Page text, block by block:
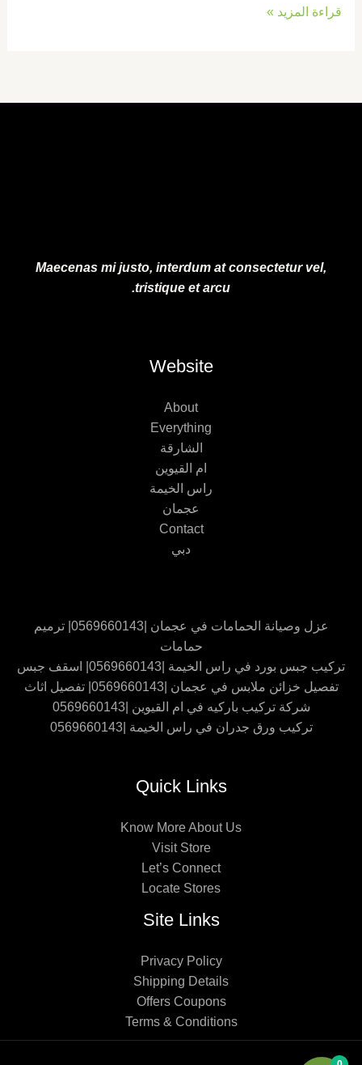
قراءة المزيد »
Maecenas mi justo, interdum at consectetur vel,
tristique et arcu.
Website
About
Everything
الشارقة
ام القيوين
راس الخيمة
عجمان
Contact
دبي
عزل وصيانة الحمامات في عجمان |0569660143| ترميم
حمامات
تركيب جبس بورد في راس الخيمة |0569660143| اسقف جبس
تفصيل خزائن ملابس في عجمان |0569660143| تفصيل اثاث
شركة تركيب باركيه في ام القيوين |0569660143
تركيب ورق جدران في راس الخيمة |0569660143
Quick Links
Know More About Us
Visit Store
Let’s Connect
Locate Stores
Site Links
Privacy Policy
Shipping Details
Offers Coupons
Terms & Conditions